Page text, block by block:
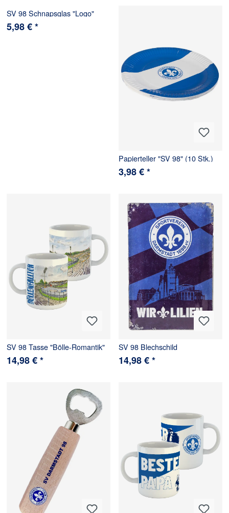
SV 98 Schnapsglas "Logo"
5,98 € *
Papierteller "SV 98" (10 Stk.)
3,98 € *
SV 98 Tasse "Bölle-Romantik"
14,98 € *
SV 98 Blechschild
14,98 € *